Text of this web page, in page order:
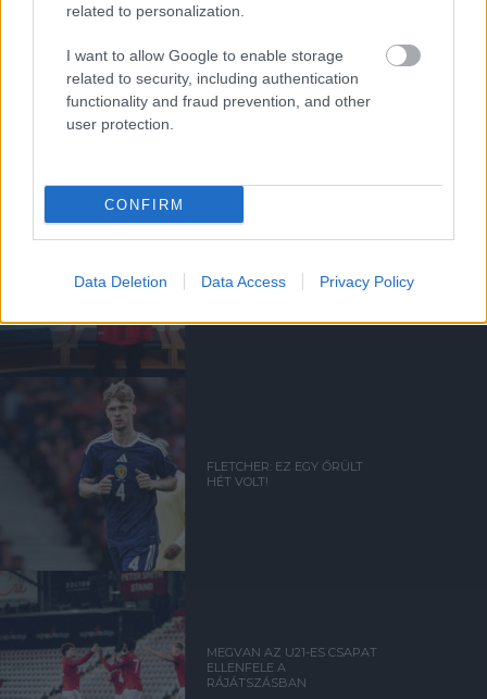
related to personalization.
I want to allow Google to enable storage
related to security, including authentication
functionality and fraud prevention, and other
user protection.
CONFIRM
Data Deletion Data Access Privacy Policy
Kapcsolódó hírek
HIVATALOS: THOMPSON A
UNITEDHEZ IGAZOLT
FLETCHER: EZ EGY ŐRÜLT
HÉT VOLT!
MEGVAN AZ U21-ES CSAPAT
ELLENFELE A
RÁJÁTSZÁSBAN